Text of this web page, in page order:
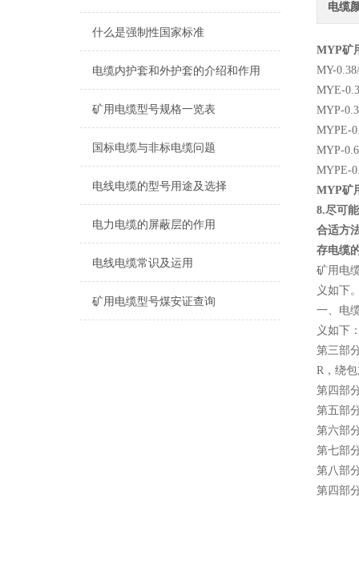
什么是强制性国家标准
电缆内护套和外护套的介绍和作用
矿用电缆型号规格一览表
国标电缆与非标电缆问题
电线电缆的型号用途及选择
电力电缆的屏蔽层的作用
电线电缆常识及运用
矿用电缆型号煤安证查询
电缆
MYP矿
MY-
MYE-
MYP-
MYPE-
MYP-
MYPE-
MYP矿
8.尽可
合适方
存电缆
矿用电
义如下
一、电
义如下
第三部
R，绕
第四部
第五部
第六部
第七部
第八部
第四部